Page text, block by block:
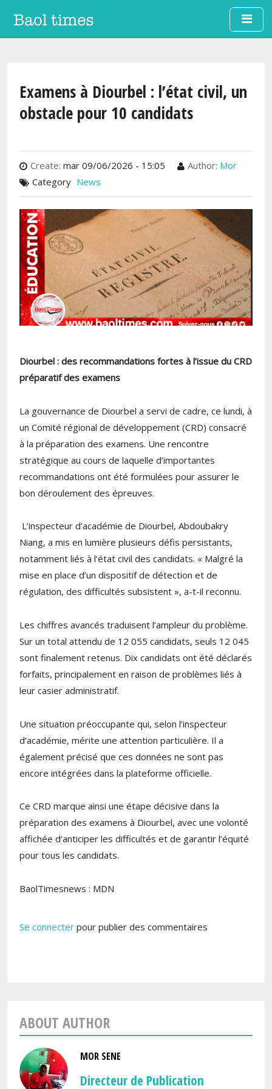
Aller au contenu principal
Examens à Diourbel : l’état civil, un
obstacle pour 10 candidats
Create: mar 09/06/2026 - 15:05 Author: Mor
Category News
Diourbel : des recommandations fortes à l’issue du CRD
préparatif des examens
La gouvernance de Diourbel a servi de cadre, ce lundi, à
un Comité régional de développement (CRD) consacré
à la préparation des examens. Une rencontre
stratégique au cours de laquelle d’importantes
recommandations ont été formulées pour assurer le
bon déroulement des épreuves.
L’inspecteur d’académie de Diourbel, Abdoubakry
Niang, a mis en lumière plusieurs défis persistants,
notamment liés à l’état civil des candidats. « Malgré la
mise en place d’un dispositif de détection et de
régulation, des difficultés subsistent », a-t-il reconnu.
Les chiffres avancés traduisent l’ampleur du problème.
Sur un total attendu de 12 055 candidats, seuls 12 045
sont finalement retenus. Dix candidats ont été déclarés
forfaits, principalement en raison de problèmes liés à
leur casier administratif.
Une situation préoccupante qui, selon l’inspecteur
d’académie, mérite une attention particulière. Il a
également précisé que ces données ne sont pas
encore intégrées dans la plateforme officielle.
Ce CRD marque ainsi une étape décisive dans la
préparation des examens à Diourbel, avec une volonté
affichée d’anticiper les difficultés et de garantir l’équité
pour tous les candidats.
BaolTimesnews : MDN
Se connecter pour publier des commentaires
ABOUT AUTHOR
MOR SENE
Directeur de Publication